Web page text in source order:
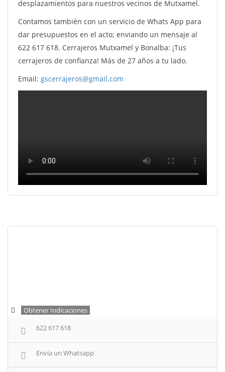
desplazamientos para nuestros vecinos de Mutxamel.
Contamos también con un servicio de Whats App para
dar presupuestos en el acto; enviando un mensaje al
622 617 618. Cerrajeros Mutxamel y Bonalba: ¡Tus
cerrajeros de confianza! Más de 27 años a tu lado.
Email: gscerrajeros@gmail.com
Obtener Indicaciones
622 617 618
Envía un Whatsapp